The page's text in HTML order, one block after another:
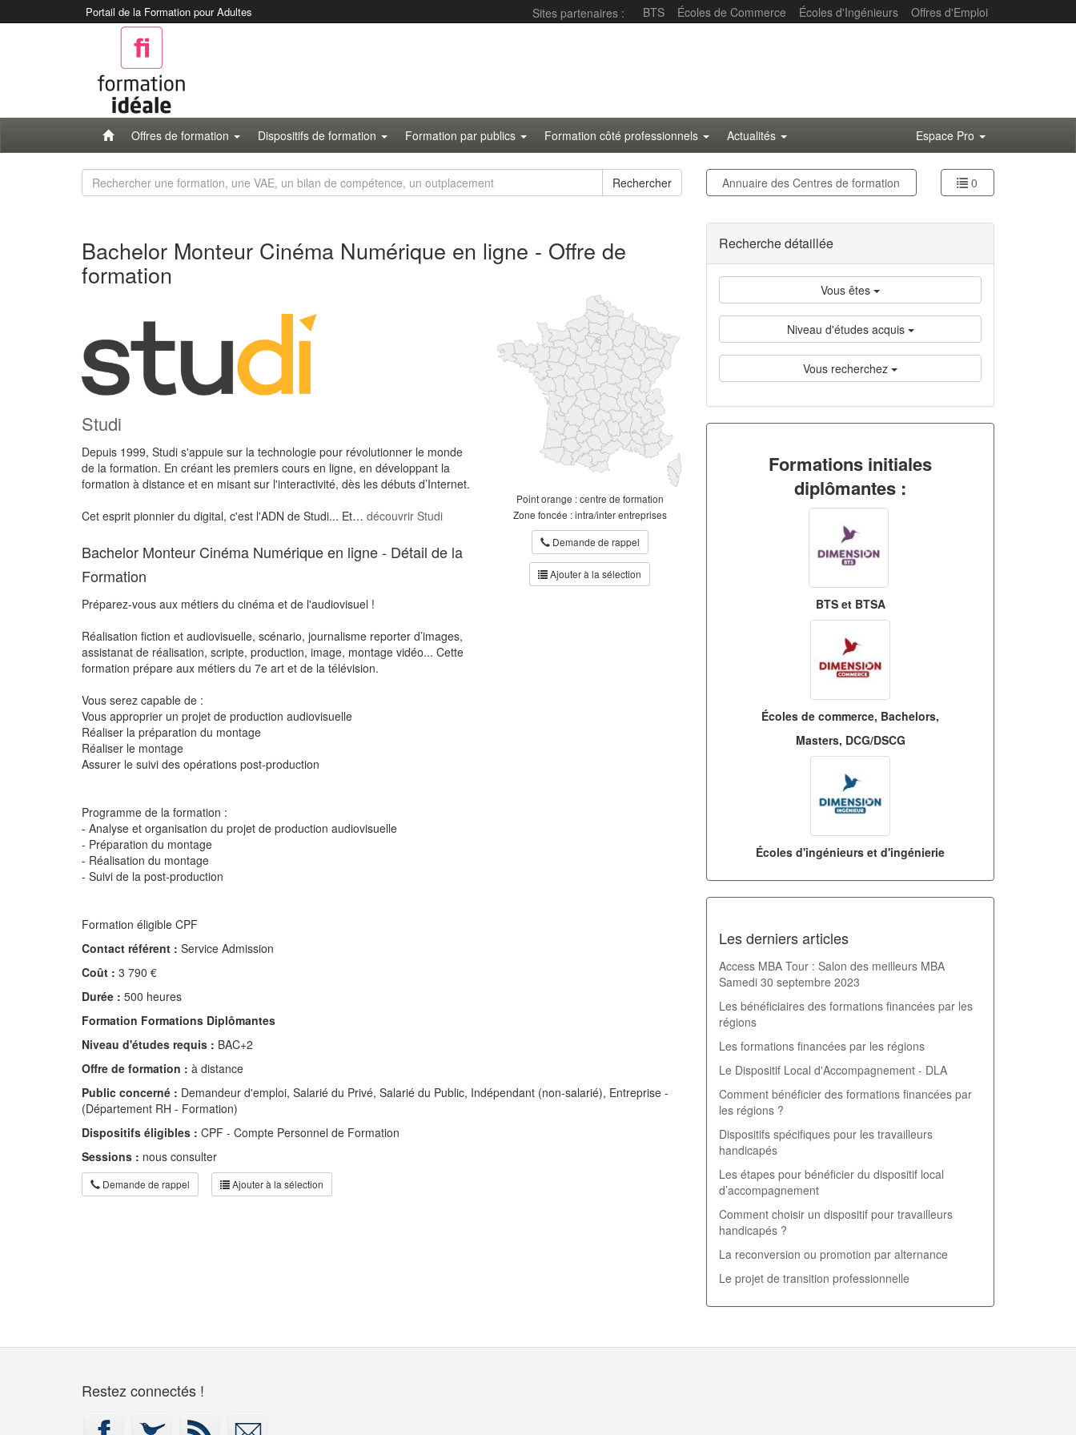
Portail de la Formation pour Adultes Sites partenaires : BTS Écoles de Commerce Écoles d'Ingénieurs Offres d'Emploi
Offres de formation Dispositifs de formation Formation par publics Formation côté professionnels Actualités Espace Pro
Annuaire desCentres de formation 0
Rechercher
une
Rechercher
Recherche détaillée
Vous êtes
Niveau d'études acquis
Vous recherchez
Formations initiales
diplômantes :
BTS et BTSA
Écoles de commerce, Bachelors,
Masters, DCG/DSCG
Écoles d'ingénieurs et d'ingénierie
Les derniers articles
Access MBA Tour : Salon des meilleurs MBA
Samedi 30 septembre 2023
Les bénéficiaires des formations financées par les
régions
Les formations financées par les régions
Le Dispositif Local d'Accompagnement - DLA
Comment bénéficier des formations financées par
les régions ?
Dispositifs spécifiques pour les travailleurs
handicapés
Les étapes pour bénéficier du dispositif local
d’accompagnement
Comment choisir un dispositif pour travailleurs
handicapés ?
La reconversion ou promotion par alternance
Le projet de transition professionnelle
Bachelor Monteur Cinéma Numérique en ligne - Offre de
formation
Studi
Depuis 1999, Studi s'appuie sur la technologie pour révolutionner le monde
de la formation. En créant les premiers cours en ligne, en développant la
formation à distance et en misant sur l'interactivité, dès les débuts d’Internet.
Cet esprit pionnier du digital, c'est l'ADN de Studi... Et… découvrir Studi
Bachelor Monteur Cinéma Numérique en ligne - Détail de la
Formation
Préparez-vous aux métiers du cinéma et de l'audiovisuel !
Réalisation fiction et audiovisuelle, scénario, journalisme reporter d’images,
assistanat de réalisation, scripte, production, image, montage vidéo... Cette
formation prépare aux métiers du 7e art et de la télévision.
Vous serez capable de :
Vous approprier un projet de production audiovisuelle
Réaliser la préparation du montage
Réaliser le montage
Assurer le suivi des opérations post-production
Programme de la formation :
- Analyse et organisation du projet de production audiovisuelle
- Préparation du montage
- Réalisation du montage
- Suivi de la post-production
Formation éligible CPF
Contact référent : Service Admission
Coût : 3 790 €
Durée : 500 heures
Formation Formations Diplômantes
Niveau d'études requis : BAC+2
Offre de formation : à distance
Point orange : centre de formation
Zone foncée : intra/inter entreprises
Demande de rappel
Ajouter à la sélection
Public concerné : Demandeur d'emploi, Salarié du Privé, Salarié du Public, Indépendant (non-salarié), Entreprise -
(Département RH - Formation)
Dispositifs éligibles : CPF - Compte Personnel de Formation
Sessions : nous consulter
Demande de rappel Ajouter à la sélection
Restez connectés !